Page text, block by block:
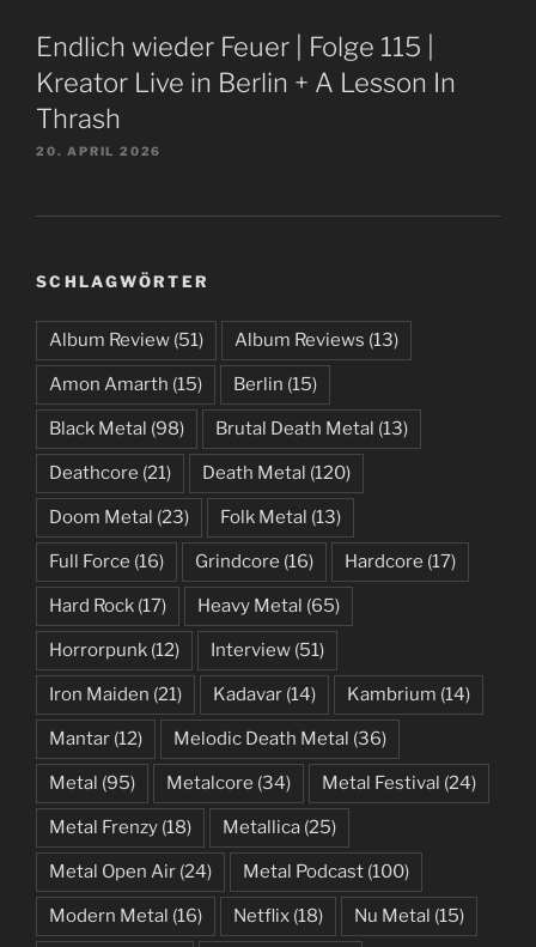
Endlich wieder Feuer | Folge 115 |
Kreator Live in Berlin + A Lesson In
Thrash
20. APRIL 2026
SCHLAGWÖRTER
Album Review (51) Album Reviews (13)
Amon Amarth (15) Berlin (15)
Black Metal (98) Brutal Death Metal (13)
Deathcore (21) Death Metal (120)
Doom Metal (23) Folk Metal (13)
Full Force (16) Grindcore (16) Hardcore (17)
Hard Rock (17) Heavy Metal (65)
Horrorpunk (12) Interview (51)
Iron Maiden (21) Kadavar (14) Kambrium (14)
Mantar (12) Melodic Death Metal (36)
Metal (95) Metalcore (34) Metal Festival (24)
Metal Frenzy (18) Metallica (25)
Metal Open Air (24) Metal Podcast (100)
Modern Metal (16) Netflix (18) Nu Metal (15)